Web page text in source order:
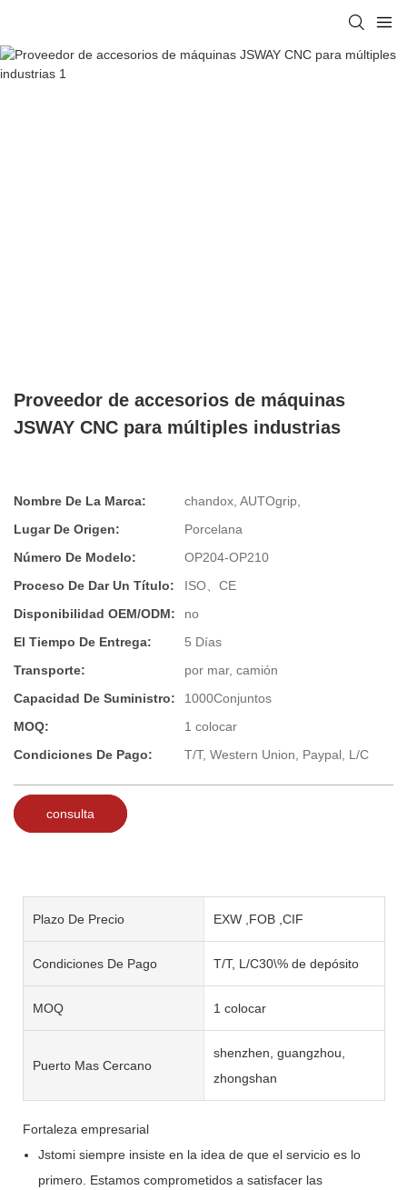
Proveedor de accesorios de máquinas
JSWAY CNC para múltiples industrias
Nombre De La Marca:
chandox, AUTOgrip,
Lugar De Origen:
Porcelana
Número De Modelo:
OP204-OP210
Proceso De Dar Un Título:
ISO、CE
Disponibilidad OEM/ODM:
no
El Tiempo De Entrega:
5 Días
Transporte:
por mar, camión
Capacidad De Suministro:
1000Conjuntos
MOQ:
1 colocar
Condiciones De Pago:
T/T, Western Union, Paypal, L/C
consulta
Plazo De Precio EXW ,FOB ,CIF
Condiciones De Pago T/T, L/C30\% de depósito
MOQ 1 colocar
Puerto Mas Cercano
shenzhen, guangzhou,
zhongshan
Fortaleza empresarial
Jstomi siempre insiste en la idea de que el servicio es lo
primero. Estamos comprometidos a satisfacer las